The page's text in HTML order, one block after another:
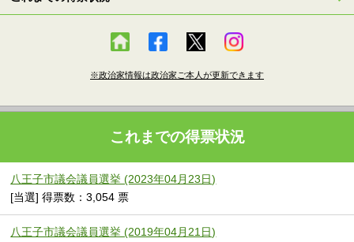
※政治家情報は政治家ご本人が更新できます
これまでの得票状況
八王子市議会議員選挙 (2023年04月23日)
[当選] 得票数：3,054 票
八王子市議会議員選挙 (2019年04月21日)